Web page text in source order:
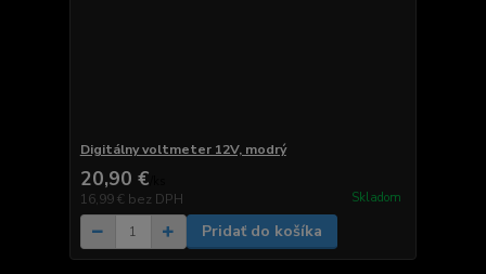
Digitálny voltmeter 12V, modrý
20,90 €
16,99 € bez DPH Skladom
Pridať do košíka